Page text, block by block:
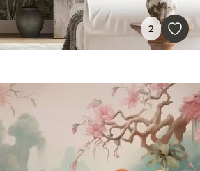
2